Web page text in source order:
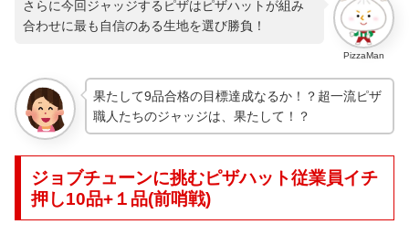
PizzaMan
さらに今回ジャッジするピザはピザハットが組み
合わせに最も自信のある生地を選び勝負！
果たして9品合格の目標達成なるか！？超一流ピザ
職人たちのジャッジは、果たして！？
ジョブチューンに挑むピザハット従業員イチ
押し10品+１品(前哨戦)